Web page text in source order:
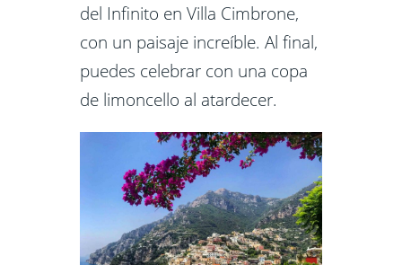
del Infinito en Villa Cimbrone,
con un paisaje increíble. Al final,
puedes celebrar con una copa
de limoncello al atardecer.